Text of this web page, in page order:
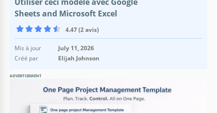
Sheets and Microsoft Excel
4.47 (2 avis)
Mis à jour
July 11, 2026
Créé par
Elijah Johnson
ADVERTISEMENT